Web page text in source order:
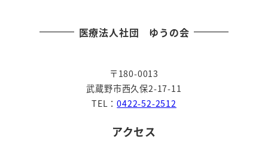
医療法人社団 ゆうの会
〒180-0013
武蔵野市西久保2-17-11
TEL：0422-52-2512
アクセス